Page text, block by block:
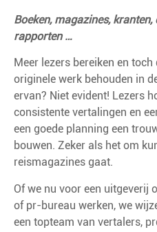
Boeken, magazines,
rapporten …
Meer lezers bereiken en toch
originele werk behouden in
ervan? Niet evident! Lezers
consistente vertalingen en
een goede planning een
bouwen. Zeker als het om
reismagazines gaat.
Of we nu voor een uitgeverij
of pr-bureau werken, we
een topteam van vertalers,